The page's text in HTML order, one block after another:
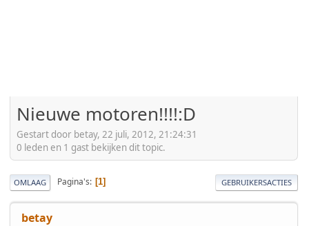
Nieuwe motoren!!!!:D
Gestart door betay, 22 juli, 2012, 21:24:31
0 leden en 1 gast bekijken dit topic.
OMLAAG Pagina's 1 GEBRUIKERSACTIES
betay